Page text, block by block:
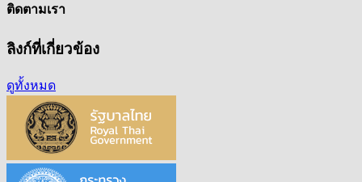
ติดตามเรา
ลิงก์ที่เกี่ยวข้อง
ดูทั้งหมด